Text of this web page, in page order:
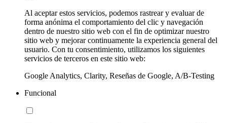
Al aceptar estos servicios, podemos rastrear y evaluar de
forma anónima el comportamiento del clic y navegación
dentro de nuestro sitio web con el fin de optimizar nuestro
sitio web y mejorar continuamente la experiencia general del
usuario. Con tu consentimiento, utilizamos los siguientes
servicios de terceros en este sitio web:
Google Analytics, Clarity, Reseñas de Google, A/B-Testing
Funcional